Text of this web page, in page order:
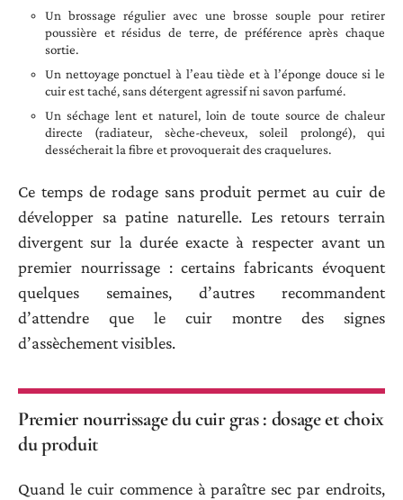
Un brossage régulier avec une brosse souple pour retirer
poussière et résidus de terre, de préférence après chaque
sortie.
Un nettoyage ponctuel à l’eau tiède et à l’éponge douce si le
cuir est taché, sans détergent agressif ni savon parfumé.
Un séchage lent et naturel, loin de toute source de chaleur
directe (radiateur, sèche-cheveux, soleil prolongé), qui
dessécherait la fibre et provoquerait des craquelures.
Ce temps de rodage sans produit permet au cuir de
développer sa patine naturelle. Les retours terrain
divergent sur la durée exacte à respecter avant un
premier nourrissage : certains fabricants évoquent
quelques semaines, d’autres recommandent
d’attendre que le cuir montre des signes
d’assèchement visibles.
Premier nourrissage du cuir gras : dosage et choix
du produit
Quand le cuir commence à paraître sec par endroits,